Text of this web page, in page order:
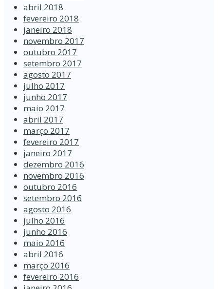
abril 2018
fevereiro 2018
janeiro 2018
novembro 2017
outubro 2017
setembro 2017
agosto 2017
julho 2017
junho 2017
maio 2017
abril 2017
março 2017
fevereiro 2017
janeiro 2017
dezembro 2016
novembro 2016
outubro 2016
setembro 2016
agosto 2016
julho 2016
junho 2016
maio 2016
abril 2016
março 2016
fevereiro 2016